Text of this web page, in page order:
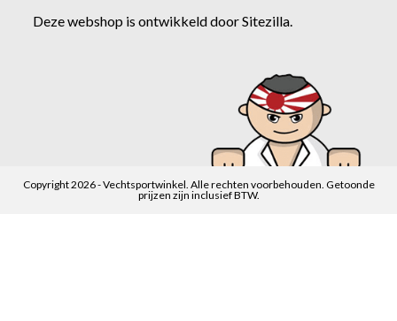
Deze webshop is ontwikkeld doorSitezilla.
Copyright 2026 - Vechtsportwinkel. Alle rechten voorbehouden. Getoonde
prijzen zijn inclusief BTW.